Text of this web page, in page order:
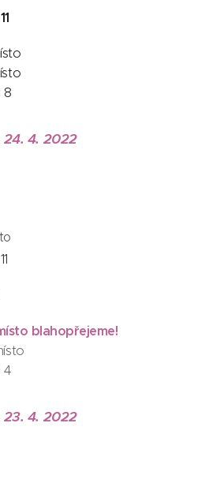
8
4. 2022
blahopřejeme!
4
4. 2022